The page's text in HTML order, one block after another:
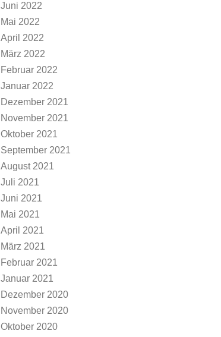
Juni 2022
Mai 2022
April 2022
März 2022
Februar 2022
Januar 2022
Dezember 2021
November 2021
Oktober 2021
September 2021
August 2021
Juli 2021
Juni 2021
Mai 2021
April 2021
März 2021
Februar 2021
Januar 2021
Dezember 2020
November 2020
Oktober 2020